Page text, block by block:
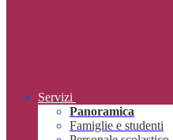
Servizi
Panoramica
Famiglie e studenti